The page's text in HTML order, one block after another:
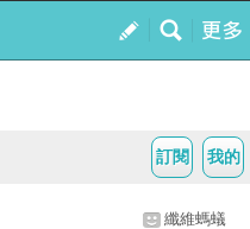
我的
訂閱
纖維螞蟻